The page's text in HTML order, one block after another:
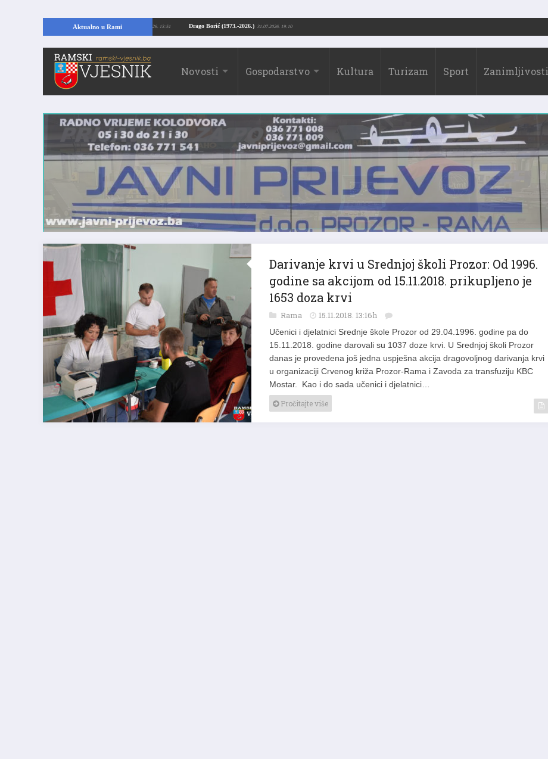
Aktualno u Rami Drago Borić (1973.-2026.) 31.07.2026. 19:10
Kopajući temelje kuće, pronašao vrijedne arheološke ostatke 24.07.2026. 13:51
Novosti Gospodarstvo Kultura Turizam Sport Zanimljivosti
Darivanje krvi u Srednjoj školi Prozor: Od 1996.
godine sa akcijom od 15.11.2018. prikupljeno je
1653 doza krvi
Rama 15.11.2018. 13:16h
Učenici i djelatnici Srednje škole Prozor od 29.04.1996. godine pa do
15.11.2018. godine darovali su 1037 doze krvi. U Srednjoj školi Prozor
danas je provedena još jedna uspješna akcija dragovoljnog darivanja krvi
u organizaciji Crvenog križa Prozor-Rama i Zavoda za transfuziju KBC
Mostar. Kao i do sada učenici i djelatnici…
Pročitajte više